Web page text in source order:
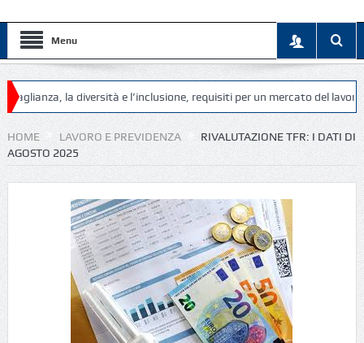
Menu
la diversità e l’inclusione, requisiti per un mercato del lavoro più
HOME LAVORO E PREVIDENZA
RIVALUTAZIONE TFR: I DATI DI
AGOSTO 2025